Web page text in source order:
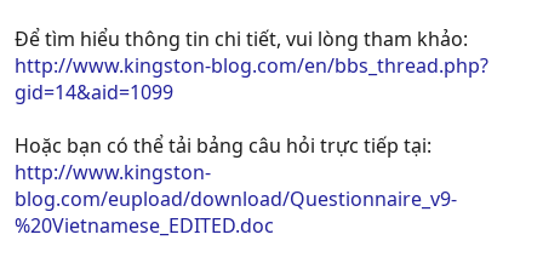
Để tìm hiểu thông tin chi tiết, vui lòng tham khảo:
http://www.kingston-blog.com/en/bbs_thread.php?
gid=14&aid=1099
Hoặc bạn có thể tải bảng câu hỏi trực tiếp tại:
http://www.kingston-
blog.com/eupload/download/Questionnaire_v9-
%20Vietnamese_EDITED.doc